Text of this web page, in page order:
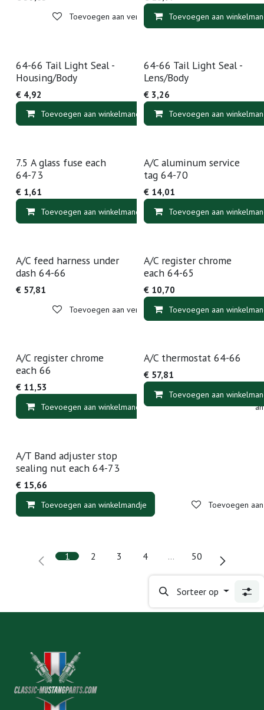
Toevoegen aan verlanglijst Toevoegen aan
64-66 Tail Light Seal -
Housing/Body
€ 4,92
Toevoegen aan winkelmandje Toevoegen
64-66 Tail Light Seal -
Lens/Body
€ 3,26
Toevoegen aan
7.5 A glass fuse each
64-73
€ 1,61
Toevoegen aan winkelmandje Toevoegen
A/C aluminum service
tag 64-70
€ 14,01
Toevoegen aan
A/C feed harness under
dash 64-66
€ 57,81
Toevoegen aan verlanglijst
A/C register chrome
each 64-65
€ 10,70
Toevoegen aan
A/C register chrome
each 66
€ 11,53
Toevoegen aan winkelmandje Toevoegen
A/C thermostat 64-66
€ 57,81
Toevoegen aan
A/T Band adjuster stop
sealing nut each 64-73
€ 15,66
Toevoegen aan winkelmandje Toevoegen
1 2 3 4 … 50
Sorteer op